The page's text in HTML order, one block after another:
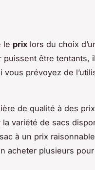
le prix lors du choix
être tentants,
prévoyez de
de qualité à des
variété de sacs
à un prix
acheter plusieurs